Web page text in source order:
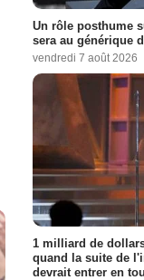
Un rôle posthume
sera au générique
vendredi 7 août 2026
1 milliard de
quand la suite de
devrait entrer en